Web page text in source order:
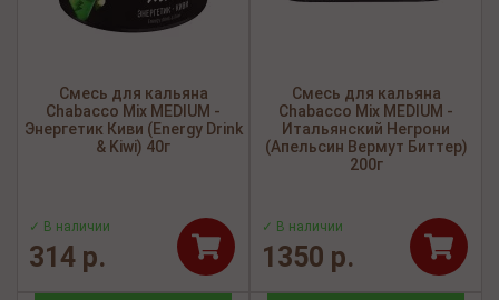
Смесь для кальяна
Chabacco Mix MEDIUM -
Энергетик Киви (Energy Drink
& Kiwi) 40г
✓ В наличии
314 р.
Смесь для кальяна
Chabacco Mix MEDIUM -
Итальянский Негрони
(Апельсин Вермут Биттер)
200г
✓ В наличии
1350 р.